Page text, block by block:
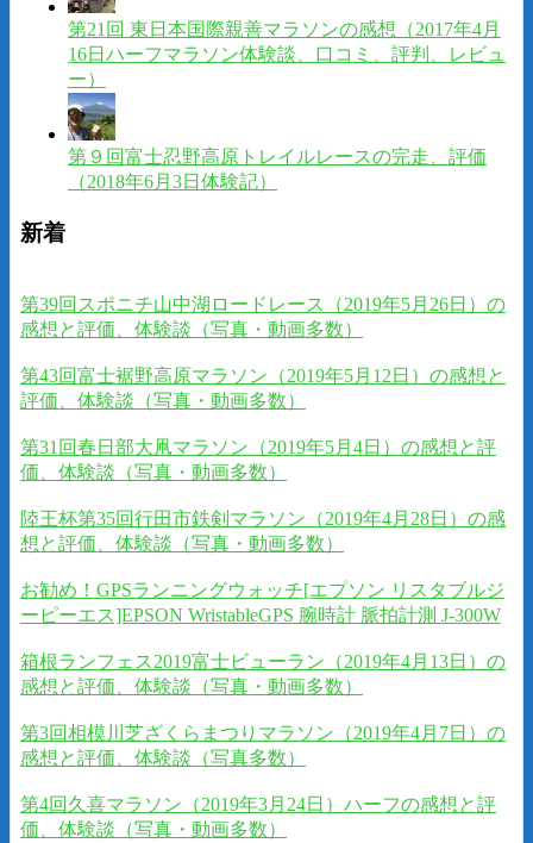
第21回 東日本国際親善マラソンの感想（2017年4月
16日ハーフマラソン体験談、口コミ、評判、レビュ
ー）
第９回富士忍野高原トレイルレースの完走、評価
（2018年6月3日体験記）
新着
第39回スポニチ山中湖ロードレース（2019年5月26日）の
感想と評価、体験談（写真・動画多数）
第43回富士裾野高原マラソン（2019年5月12日）の感想と
評価、体験談（写真・動画多数）
第31回春日部大凧マラソン（2019年5月4日）の感想と評
価、体験談（写真・動画多数）
陸王杯第35回行田市鉄剣マラソン（2019年4月28日）の感
想と評価、体験談（写真・動画多数）
お勧め！GPSランニングウォッチ[エプソン リスタブルジ
ーピーエス]EPSON WristableGPS 腕時計 脈拍計測 J-300W
箱根ランフェス2019富士ビューラン（2019年4月13日）の
感想と評価、体験談（写真・動画多数）
第3回相模川芝ざくらまつりマラソン（2019年4月7日）の
感想と評価、体験談（写真多数）
第4回久喜マラソン（2019年3月24日）ハーフの感想と評
価、体験談（写真・動画多数）